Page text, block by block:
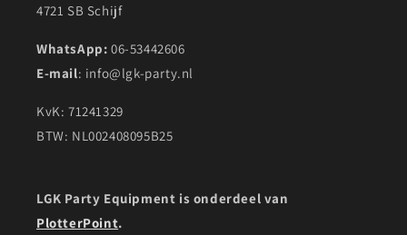
4721 SB Schijf
WhatsApp: 06-53442606
E-mail: info@lgk-party.nl
KvK: 71241329
BTW: NL002408095B25
LGK Party Equipment is onderdeel van
PlotterPoint.